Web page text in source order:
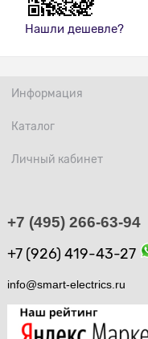
Нашли дешевле?
Информация
Каталог
Личный кабинет
+7 (495) 266-63-94
+7 (926) 419-43-27
info@smart-electrics.ru